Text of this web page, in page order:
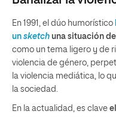
En 1991, el dúo humorístico
un sketch una situación
como un tema ligero y de
violencia de género,
la violencia mediática, lo
la sociedad.
En la actualidad, es clave